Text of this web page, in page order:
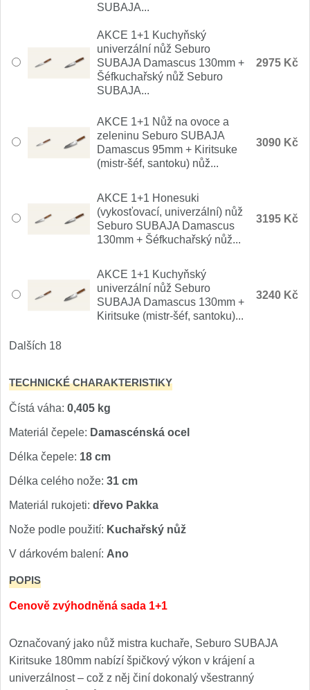
SUBAJA...
AKCE 1+1 Kuchyňský
univerzální nůž Seburo
SUBAJA Damascus 130mm +
Šéfkuchařský nůž Seburo
SUBAJA...
2975 Kč
AKCE 1+1 Nůž na ovoce a
zeleninu Seburo SUBAJA
Damascus 95mm + Kiritsuke
(mistr-šéf, santoku) nůž...
3090 Kč
AKCE 1+1 Honesuki
(vykosťovací, univerzální) nůž
Seburo SUBAJA Damascus
130mm + Šéfkuchařský nůž...
3195 Kč
AKCE 1+1 Kuchyňský
univerzální nůž Seburo
SUBAJA Damascus 130mm +
Kiritsuke (mistr-šéf, santoku)...
3240 Kč
Dalších 18
TECHNICKÉ CHARAKTERISTIKY
Čístá váha: 0,405 kg
Materiál čepele: Damascénská ocel
Délka čepele: 18 cm
Délka celého nože: 31 cm
Materiál rukojeti: dřevo Pakka
Nože podle použití: Kuchařský nůž
V dárkovém balení: Ano
POPIS
Cenově zvýhodněná sada 1+1
Označovaný jako nůž mistra kuchaře, Seburo SUBAJA
Kiritsuke 180mm nabízí špičkový výkon v krájení a
univerzálnost – což z něj činí dokonalý všestranný